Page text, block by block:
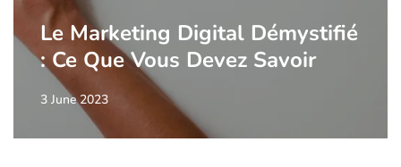
Le Marketing Digital Démystifié
: Ce Que Vous Devez Savoir
3 June 2023